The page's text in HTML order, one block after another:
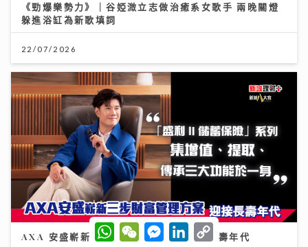
《勁爆樂勢力》｜谷婭溦立志做治癒系女歌手 兩晚關燈
躲進浴缸為新歌填詞
22/07/2026
AXA 安盛嶄新三步財富管理方案 迎接長壽年代
W
h
W
e
M
e
L
o